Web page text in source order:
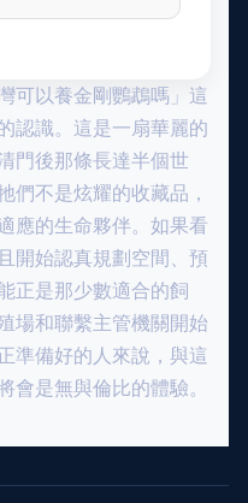
可以養金剛鸚鵡嗎」這
認識。這是一扇華麗的
門後那條長達半個世
們不是炫耀的收藏品，
應的生命夥伴。如果看
開始認真規劃空間、預
正是那少數適合的飼
場和聯繫主管機關開始
準備好的人來說，與這
會是無與倫比的體驗。